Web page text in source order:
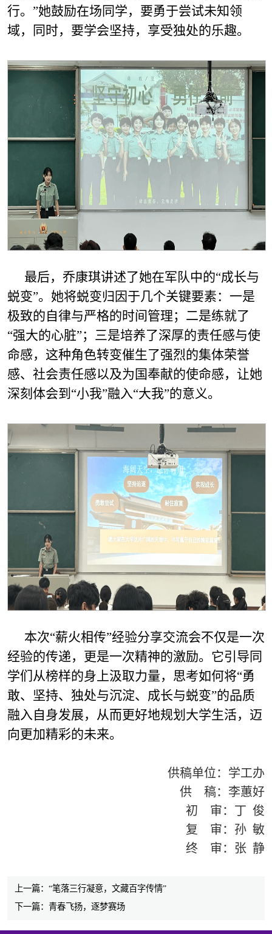
行。”她鼓励在场同学，要勇于尝试未知领
域，同时，要学会坚持，享受独处的乐趣。
最后，乔康琪讲述了她在军队中的“成长与
蜕变”。她将蜕变归因于几个关键要素：一是
极致的自律与严格的时间管理；二是练就了
“强大的心脏”；三是培养了深厚的责任感与使
命感，这种角色转变催生了强烈的集体荣誉
感、社会责任感以及为国奉献的使命感，让她
深刻体会到“小我”融入“大我”的意义。
本次“薪火相传”经验分享交流会不仅是一次
经验的传递，更是一次精神的激励。它引导同
学们从榜样的身上汲取力量，思考如何将“勇
敢、坚持、独处与沉淀、成长与蜕变”的品质
融入自身发展，从而更好地规划大学生活，迈
向更加精彩的未来。
供稿单位：学工办
供 稿：李蕙好
初 审：丁 俊
复 审：孙 敏
终 审：张 静
上一篇：“笔落三行凝意，文藏百字传情”
下一篇：青春飞扬，逐梦赛场